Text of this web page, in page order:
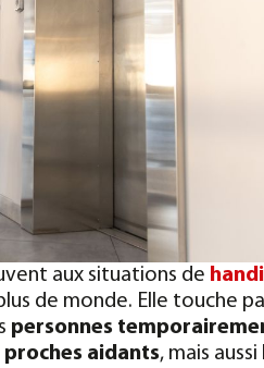
aux situations de
de monde. Elle touche
personnes
proches aidants, mais aussi